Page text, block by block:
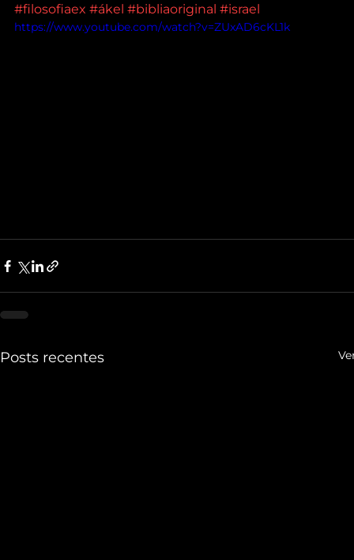
#filosofiaex #ákel #bibliaoriginal #israel
https://www.youtube.com/watch?v=ZUxAD6cKL1k
Posts recentes